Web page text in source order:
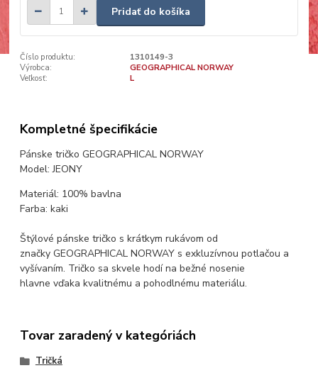
Pridať do košíka
Číslo produktu:
1310149-3
Výrobca:
GEOGRAPHICAL NORWAY
Veľkosť:
L
Kompletné špecifikácie
Pánske tričko GEOGRAPHICAL NORWAY
Model: JEONY
Materiál: 100% bavlna
Farba: kaki
Štýlové pánske tričko s krátkym rukávom od
značky GEOGRAPHICAL NORWAY s exkluzívnou potlačou a
vyšívaním. Tričko sa skvele hodí na bežné nosenie
hlavne vďaka kvalitnému a pohodlnému materiálu.
Tovar zaradený v kategóriách
Tričká